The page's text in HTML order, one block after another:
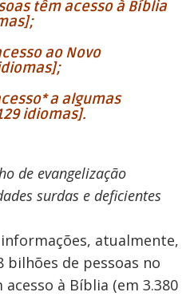
têm acesso à Bíblia
ao Novo
a algumas
idiomas].
de evangelização
surdas e deficientes
atualmente,
de pessoas no
à Bíblia (em 3.380